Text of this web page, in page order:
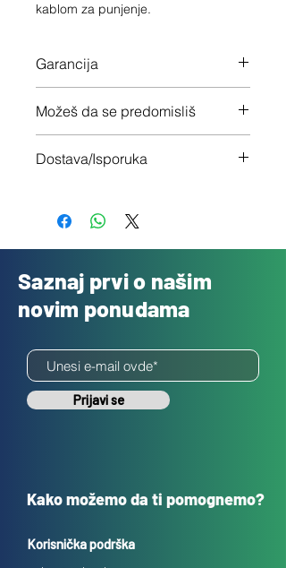
kablom za punjenje.
Garancija
Možeš da se predomisliš
nisi zadovoljan
Dostava/Isporuka
Saznaj prvi o našim
novim ponudama
Prijavi se
Kako možemo da ti pomognemo?
Korisnička podrška